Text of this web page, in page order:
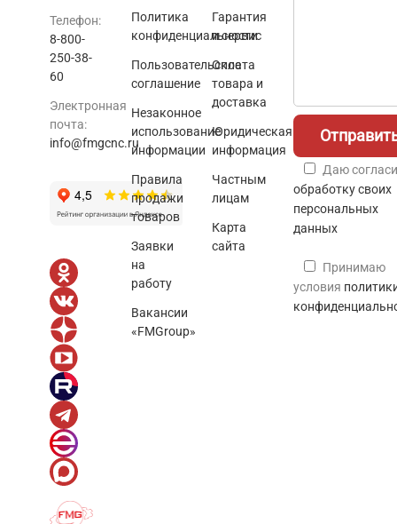
Телефон:
8-800-
250-38-
60
Электронная
почта:
info@fmgcnc.ru
Политика
конфиденциальности
Пользовательское
соглашение
Незаконное
использование
информации
Правила
продажи
товаров
Заявки
на
работу
Вакансии
«FMGroup»
Гарантия
и сервис
Оплата
товара и
доставка
Юридическая
информация
Частным
лицам
Карта
сайта
Даю
обработку своих
персональных
данных
Принимаю
условия